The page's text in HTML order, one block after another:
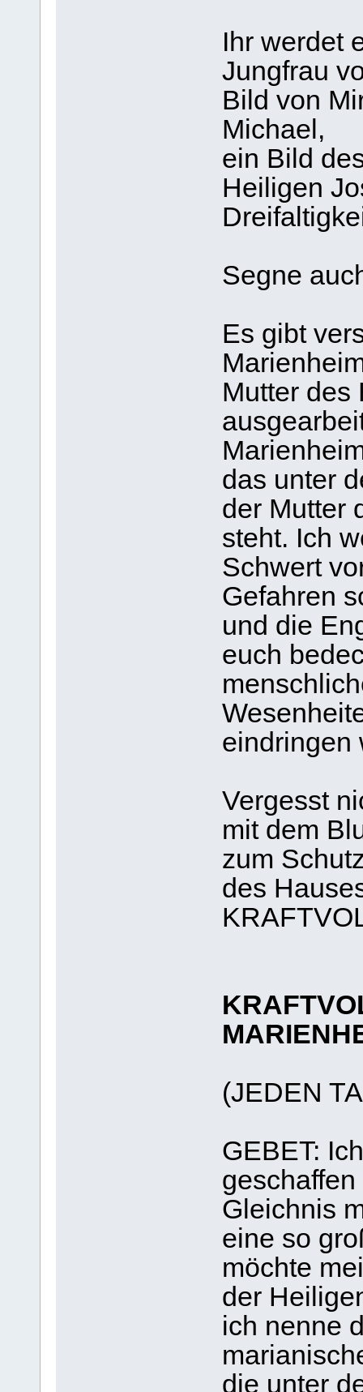
Ihr werdet
Jungfrau
Bild von
Michael,
ein Bild
Heiligen
Segne
Es gibt
Mutter des
das unter
der Mutter
steht. Ich
Schwert
Gefahren
und die
euch
eindringen
Vergesst
mit dem
zum
des
(JEDEN
GEBET:
Gleichnis
eine so
möchte
der
ich nenne
die unter